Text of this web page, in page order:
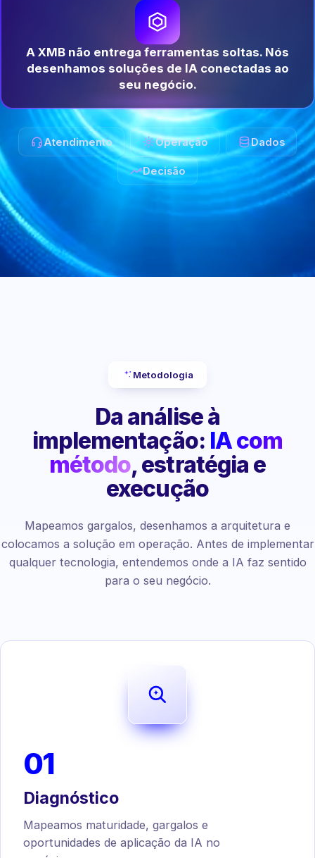
A XMB não entrega ferramentas soltas. Nós
desenhamos soluções de IA conectadas ao
seu negócio.
Atendimento Operação Dados
Decisão
Metodologia
Da análise à
implementação: IA com
método, estratégia e
execução
Mapeamos gargalos, desenhamos a arquitetura e
colocamos a solução em operação. Antes de implementar
qualquer tecnologia, entendemos onde a IA faz sentido
para o seu negócio.
01
Diagnóstico
Mapeamos maturidade, gargalos e
oportunidades de aplicação da IA no